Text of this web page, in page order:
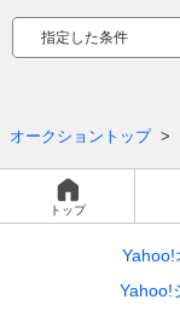
指定した条件
オークショントップ
トップ
Yahoo!
Yahoo!